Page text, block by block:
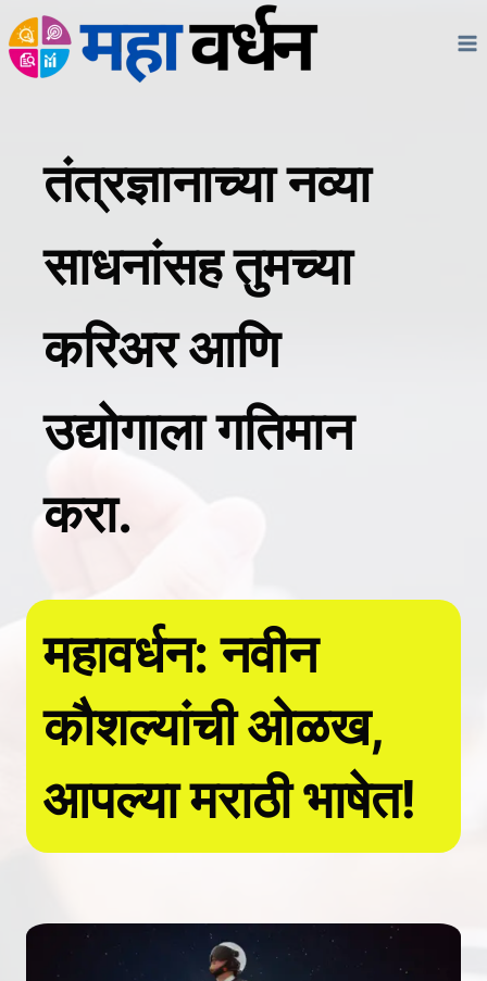
Skip
to
तंत्रज्ञानाच्या नव्या
साधनांसह तुमच्या
करिअर आणि
उद्योगाला गतिमान
करा.
महावर्धन: नवीन
कौशल्यांची ओळख,
आपल्या मराठी भाषेत!